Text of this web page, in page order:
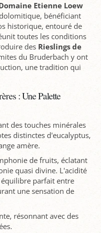
Etienne Loew
bénéficiant
historique, entouré de
toutes les conditions
des Rieslings de
du Bruderbach y ont
une tradition qui
: Une Palette
des touches minérales
distinctes d'eucalyptus,
amère.
de fruits, éclatant
quasi divine. L'acidité
parfait entre
une sensation de
résonnant avec des